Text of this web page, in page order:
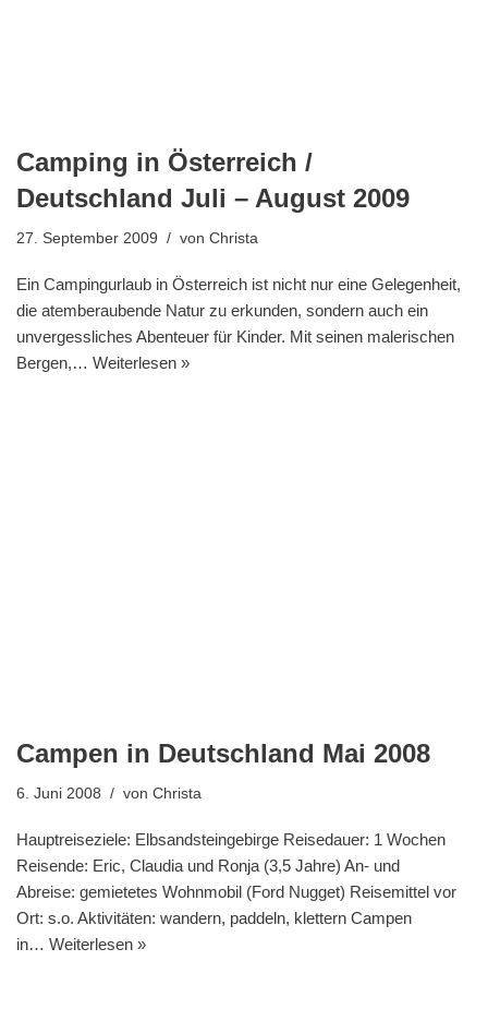
Camping in Österreich /
Deutschland Juli – August 2009
27. September 2009 von Christa
Ein Campingurlaub in Österreich ist nicht nur eine Gelegenheit,
die atemberaubende Natur zu erkunden, sondern auch ein
unvergessliches Abenteuer für Kinder. Mit seinen malerischen
Bergen,… Weiterlesen »
Campen in Deutschland Mai 2008
6. Juni 2008 von Christa
Hauptreiseziele: Elbsandsteingebirge Reisedauer: 1 Wochen
Reisende: Eric, Claudia und Ronja (3,5 Jahre) An- und
Abreise: gemietetes Wohnmobil (Ford Nugget) Reisemittel vor
Ort: s.o. Aktivitäten: wandern, paddeln, klettern Campen
in… Weiterlesen »